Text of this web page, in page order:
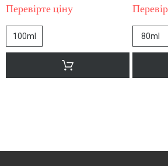
Перевірте ціну
100ml 80ml